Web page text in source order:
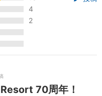
4
2
70周年！